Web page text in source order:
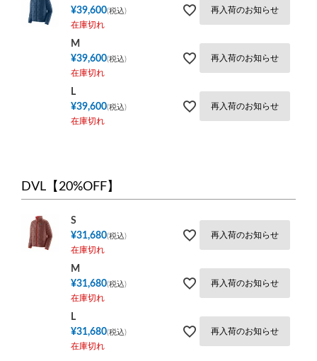
¥39,600 税込
在庫切れ
再入荷のお知らせ
M
¥39,600 税込
在庫切れ
再入荷のお知らせ
L
¥39,600 税込
在庫切れ
再入荷のお知らせ
DVL【20%OFF】
S
¥31,680 税込
在庫切れ
再入荷のお知らせ
M
¥31,680 税込
在庫切れ
再入荷のお知らせ
L
¥31,680 税込
在庫切れ
再入荷のお知らせ